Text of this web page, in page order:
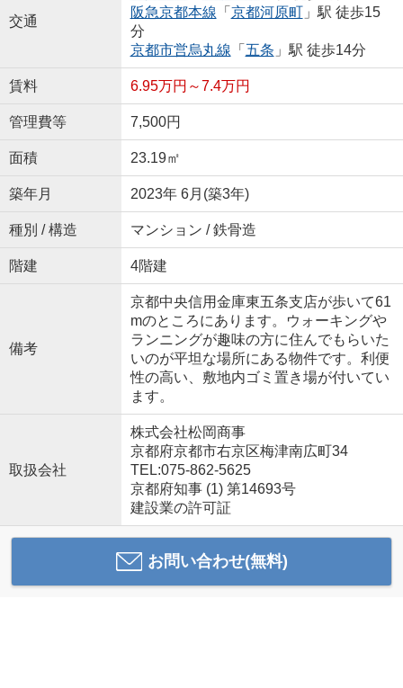
交通
阪急京都本線 「 京都河原町」駅 徒歩15
分
京都市営烏丸線 「 五条 」駅 徒歩14分
賃料 6.95万円～7.4万円
管理費等 7,500円
面積 23.19㎡
築年月 2023年 6月(築3年)
種別 / 構造 マンション / 鉄骨造
階建 4階建
備考
京都中央信用金庫東五条支店が歩いて61
mのところにあります。ウォーキングや
ランニングが趣味の方に住んでもらいた
いのが平坦な場所にある物件です。利便
性の高い、敷地内ゴミ置き場が付いてい
ます。
取扱会社
株式会社松岡商事
京都府京都市右京区梅津南広町34
TEL:075-862-5625
京都府知事 (1) 第14693号
建設業の許可証
お問い合わせ(無料)